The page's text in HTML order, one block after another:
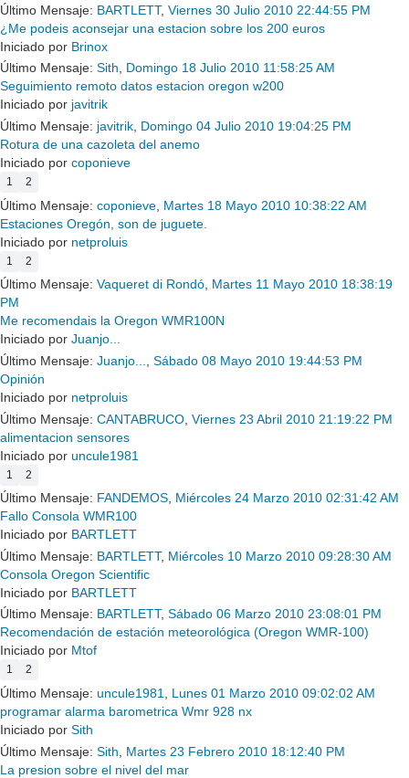
Último Mensaje: BARTLETT, Viernes 30 Julio 2010 22:44:55 PM
¿Me podeis aconsejar una estacion sobre los 200 euros
Iniciado por Brinox
Último Mensaje: Sith, Domingo 18 Julio 2010 11:58:25 AM
Seguimiento remoto datos estacion oregon w200
Iniciado por javitrik
Último Mensaje: javitrik Domingo 04 Julio 2010 19:04:25 PM
Rotura de una cazoleta del anemo
Iniciado por coponieve
1 2
Último Mensaje: coponieve Martes 18 Mayo 2010 10:38:22 AM
Estaciones Oregón, son de juguete.
Iniciado por netproluis
1 2
Último Mensaje: Vaqueret di Rondó, Martes 11 Mayo 2010 18:38:19
PM
Me recomendais la Oregon WMR100N
Iniciado por Juanjo...
Último Mensaje: Juanjo...
Sábado 08 Mayo 2010 19:44:53 PM
Opinión
Iniciado por netproluis
Último Mensaje: CANTABRUCO Viernes 23 Abril 2010 21:19:22 PM
alimentacion sensores
Iniciado por uncule1981
1 2
Último Mensaje: FANDEMOS Miércoles 24 Marzo 2010 02:31:42 AM
Fallo Consola WMR100
Iniciado por BARTLETT
Último Mensaje: BARTLETT, Miércoles 10 Marzo 2010 09:28:30 AM
Consola Oregon Scientific
Iniciado por BARTLETT
Último Mensaje: BARTLETT, Sábado 06 Marzo 2010 23:08:01 PM
Recomendación de estación meteorológica (Oregon WMR-100)
Iniciado por Mtof
1 2
Último Mensaje: uncule1981
Lunes 01 Marzo 2010 09:02:02 AM
programar alarma barometrica Wmr 928 nx
Iniciado por Sith
Último Mensaje: Sith
Martes 23 Febrero 2010 18:12:40 PM
La presion sobre el nivel del mar